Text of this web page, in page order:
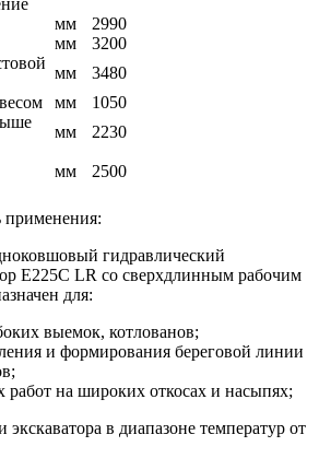
мм
2990
мм
3200
мм
3480
мм
1050
мм
2230
мм 2500
применения:
гидравлический
E225С LR со сверхдлинным рабочим
для:
выемок, котлованов;
и формирования береговой линии
на широких откосах и насыпях;
экскаватора в диапазоне температур от